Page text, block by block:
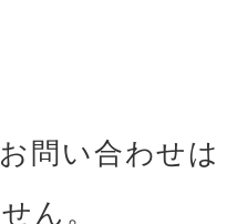
問い合わせは
ん。